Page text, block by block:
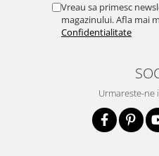
Vreau sa primesc
magazinului. Afla mai
Confidentialitate
Urmareste-ne